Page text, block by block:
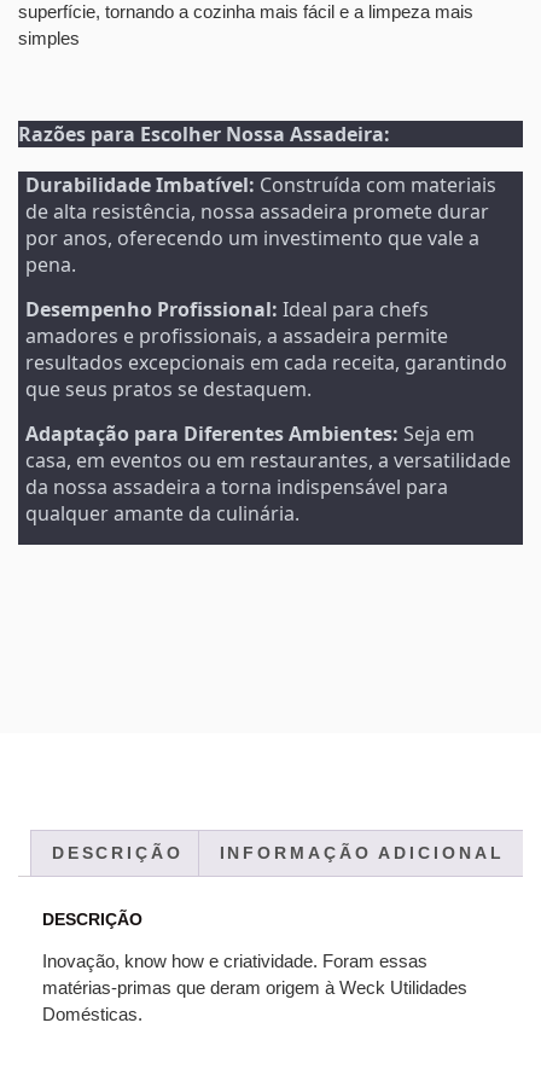
superfície, tornando a cozinha mais fácil e a limpeza mais
simples
Razões para Escolher Nossa Assadeira:
Durabilidade Imbatível: Construída com materiais
de alta resistência, nossa assadeira promete durar
por anos, oferecendo um investimento que vale a
pena.
Desempenho Profissional: Ideal para chefs
amadores e profissionais, a assadeira permite
resultados excepcionais em cada receita, garantindo
que seus pratos se destaquem.
Adaptação para Diferentes Ambientes: Seja em
casa, em eventos ou em restaurantes, a versatilidade
da nossa assadeira a torna indispensável para
qualquer amante da culinária.
DESCRIÇÃO INFORMAÇÃO ADICIONAL
DESCRIÇÃO
Inovação, know how e criatividade. Foram essas
matérias-primas que deram origem à Weck Utilidades
Domésticas.